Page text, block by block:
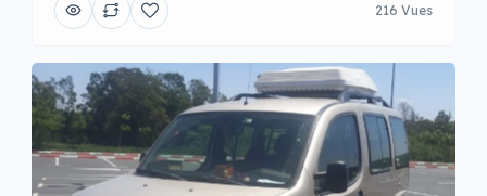
216 Vues